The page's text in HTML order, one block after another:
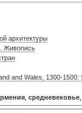
архитектуры
Живопись
and Wales, 1300-1500:
средневековье